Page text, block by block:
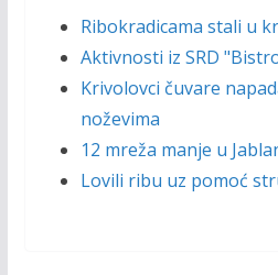
Ribokradicama stali u
Aktivnosti iz SRD
Krivolovci čuvare
noževima
12 mreža manje u
Lovili ribu uz pomoć